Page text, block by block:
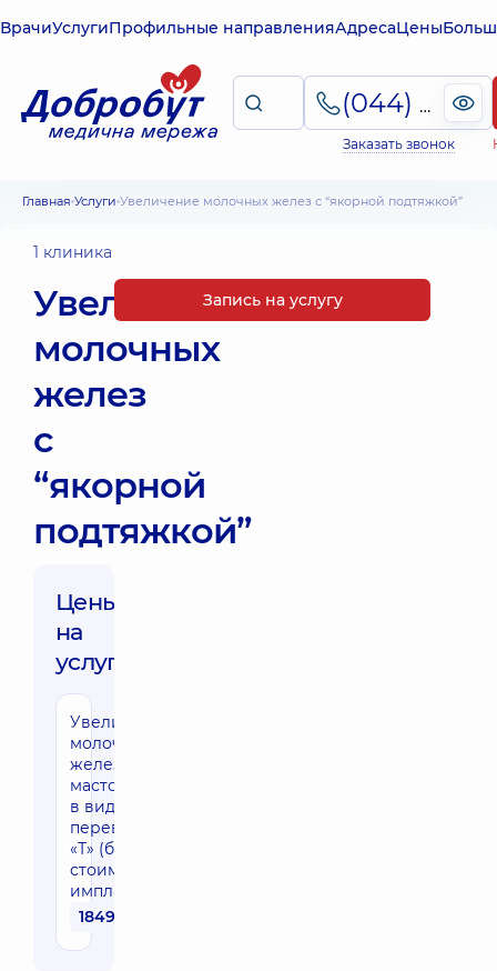
ВрачиУслугиПрофильные направленияАдресаЦены
(044) 495-2-888
Заказать звонок
Главная Услуги Увеличение молочных желез с “якорной подтяжкой”
1 клиника
Увеличение
молочных
желез
с
“якорной
подтяжкой”
Цены
на
услуги:
Увеличение
молочных
желез с
мастопексией
в виде
перевернутой
«Т» (без
стоимости
имплантов)
184950 грн
Запись на услугу